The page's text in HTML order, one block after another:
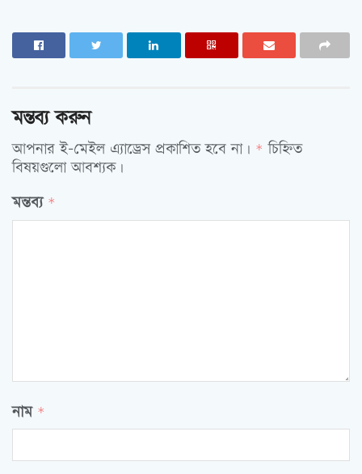
মন্তব্য করুন
আপনার ই-মেইল এ্যাড্রেস প্রকাশিত হবে না। * চিহ্নিত
বিষয়গুলো আবশ্যক।
মন্তব্য *
নাম *